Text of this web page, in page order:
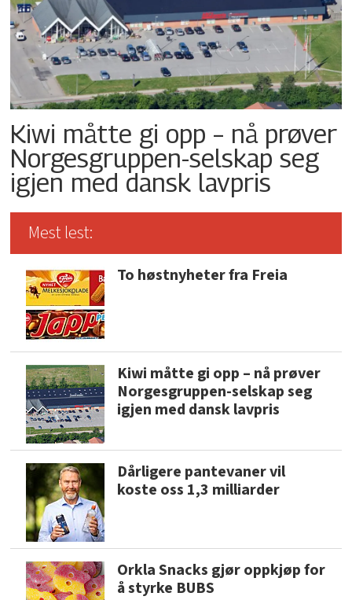
Kiwi måtte gi opp – nå prøver
Norgesgruppen-selskap seg
igjen med dansk lavpris
Mest lest:
To høstnyheter fra Freia
Kiwi måtte gi opp – nå prøver
Norgesgruppen-selskap seg
igjen med dansk lavpris
Dårligere pantevaner vil
koste oss 1,3 milliarder
Orkla Snacks gjør oppkjøp for
å styrke BUBS